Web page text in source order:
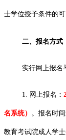
士学位授予条件的可
二、报名方式
实行网上报名
1. 网上报名：
名系统） 。报名时
教育考试院成人学